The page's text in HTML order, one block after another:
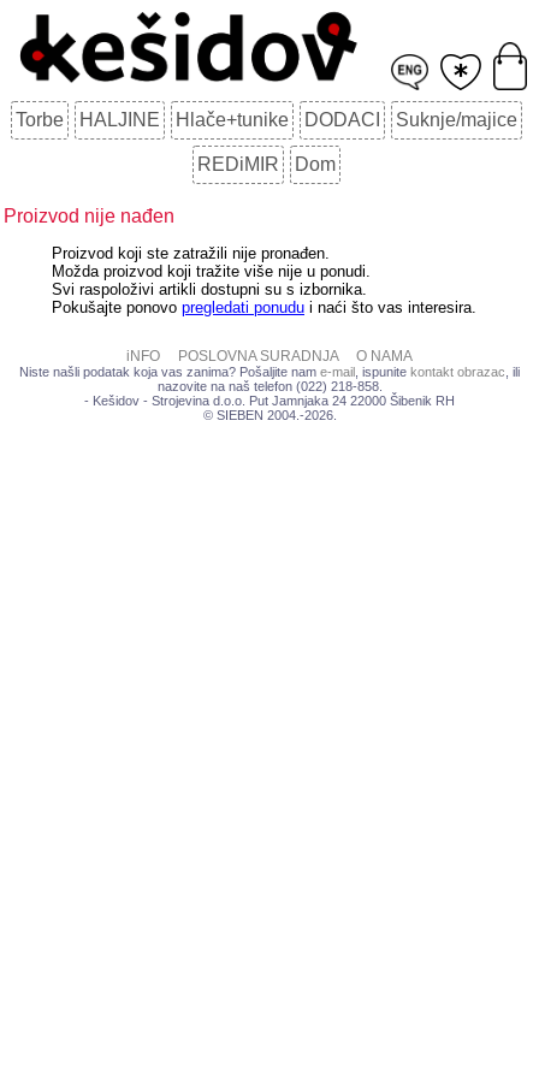
Torbe HALJINE Hlače+tunike DODACI Suknje/majice
REDiMIR Dom
Proizvod nije nađen
Proizvod koji ste zatražili nije pronađen.
Možda proizvod koji tražite više nije u ponudi.
Svi raspoloživi artikli dostupni su s izbornika.
Pokušajte ponovo pregledati ponudu i naći što vas interesira.
iNFO POSLOVNA SURADNJA O NAMA
Niste našli podatak koja vas zanima? Pošaljite nam e-mail , ispunite kontakt obrazac , ili
nazovite na naš telefon (022) 218-858.
- Kešidov - Strojevina d.o.o. Put Jamnjaka 24 22000 Šibenik RH
© SIEBEN 2004.-2026.